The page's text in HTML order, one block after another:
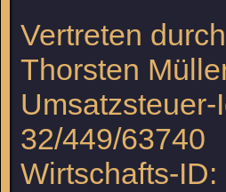
Vertreten
Thorsten
32/449/63740
Wirtschafts-